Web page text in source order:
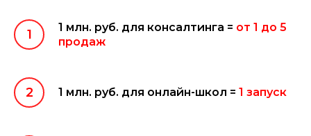
1 1 млн. руб. для консалтинга = от 1 до 5
продаж
2 1 млн. руб. для онлайн-школ = 1 запуск